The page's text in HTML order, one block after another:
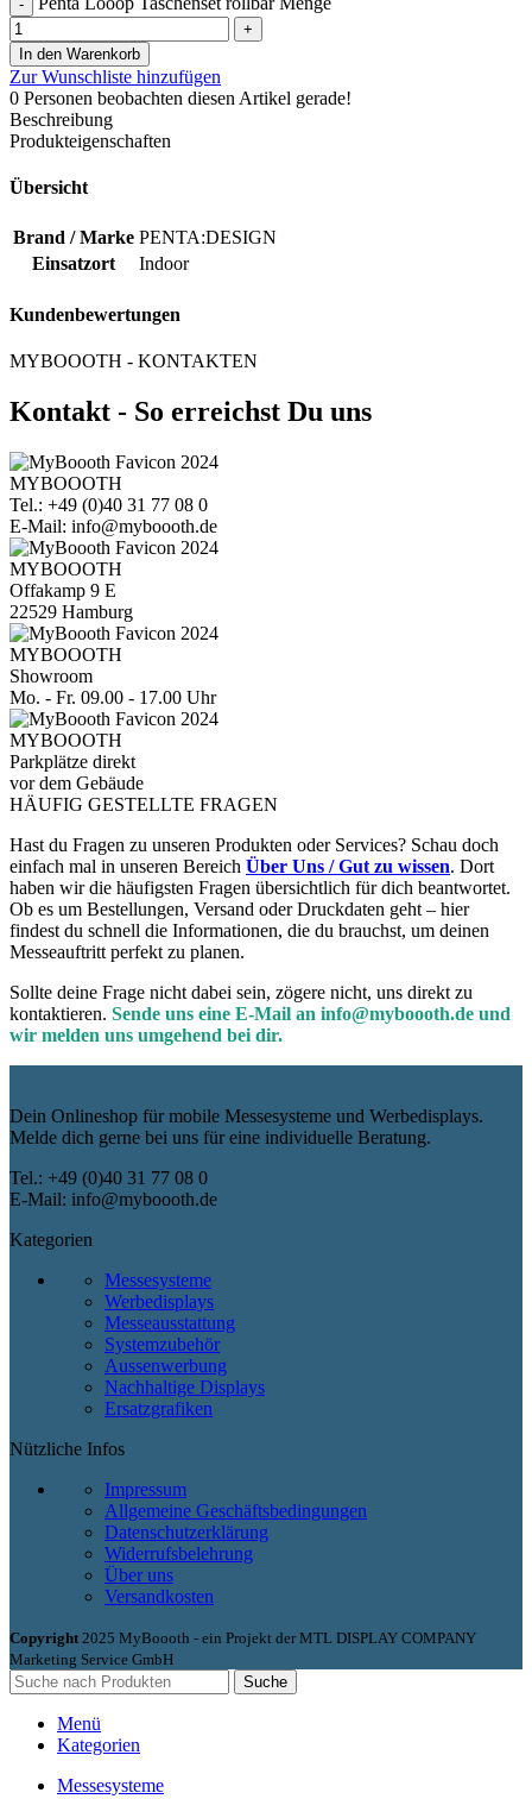
In den Warenkorb
Zur Wunschliste hinzufügen
0 Personen beobachten diesen Artikel gerade!
Beschreibung
Produkteigenschaften
Übersicht
Brand / Marke PENTA:DESIGN
Einsatzort
Indoor
Kundenbewertungen
MYBOOOTH - KONTAKTEN
Kontakt - So erreichst Du uns
MYBOOOTH
Tel.: +49 (0)40 31 77 08 0
E-Mail: info@myboooth.de
MYBOOOTH
Offakamp 9 E
22529 Hamburg
MYBOOOTH
Showroom
Mo. - Fr. 09.00 - 17.00 Uhr
MYBOOOTH
Parkplätze direkt
vor dem Gebäude
HÄUFIG GESTELLTE FRAGEN
Hast du Fragen zu unseren Produkten oder Services? Schau doch
einfach mal in unseren Bereich Über Uns / Gut zu wissen. Dort
haben wir die häufigsten Fragen übersichtlich für dich beantwortet.
Ob es um Bestellungen, Versand oder Druckdaten geht – hier
findest du schnell die Informationen, die du brauchst, um deinen
Messeauftritt perfekt zu planen.
Sollte deine Frage nicht dabei sein, zögere nicht, uns direkt zu
kontaktieren. Sende uns eine E-Mail an info@myboooth.de und
wir melden uns umgehend bei dir.
Dein Onlineshop für mobile Messesysteme und Werbedisplays.
Melde dich gerne bei uns für eine individuelle Beratung.
Tel.: +49 (0)40 31 77 08 0
E-Mail: info@myboooth.de
Kategorien
Messesysteme
Werbedisplays
Messeausstattung
Systemzubehör
Aussenwerbung
Nachhaltige Displays
Ersatzgrafiken
Nützliche Infos
Impressum
Allgemeine Geschäftsbedingungen
Datenschutzerklärung
Widerrufsbelehrung
Über uns
Versandkosten
Copyright 2025 MyBoooth - ein Projekt der MTL DISPLAY COMPANY
Marketing Service GmbH
Suche
Menü
Kategorien
Messesysteme